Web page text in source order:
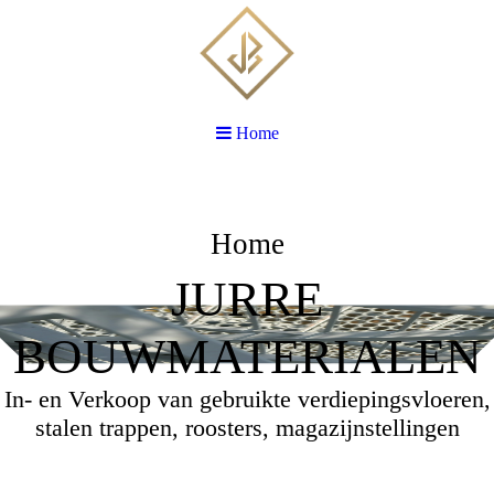
Home
JURRE
BOUWMATERIALEN
In- en Verkoop van gebruikte verdiepingsvloeren,
stalen trappen, roosters, magazijnstellingen
Home